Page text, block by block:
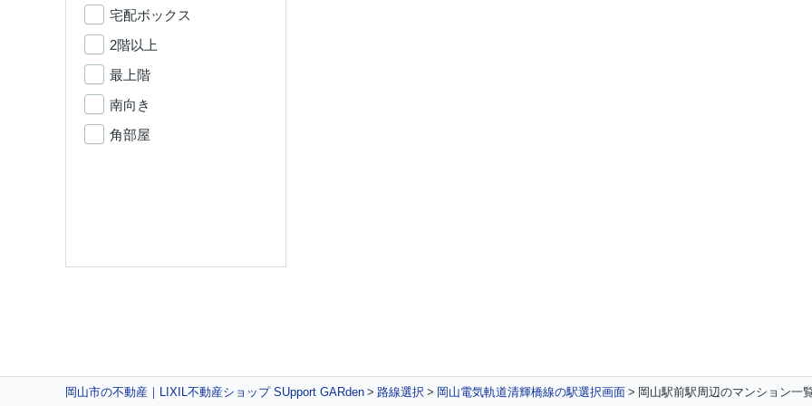
宅配ボックス
2階以上
最上階
南向き
角部屋
岡山市の不動産｜LIXIL不動産ショップ SUpport GARden 路線選択 岡山電気軌道清輝橋線の駅選択画面 岡山駅前駅周辺のマンション一